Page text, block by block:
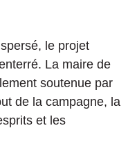
le projet
La maire de
soutenue par
de la campagne, la
et les